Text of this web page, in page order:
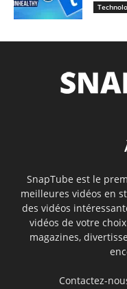
SnapTube est le
meilleures vidéos en
des vidéos
vidéos de votre
magazines,
Contactez-